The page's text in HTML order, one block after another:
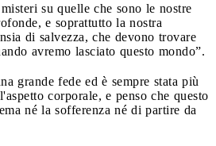
su quelle che sono le nostre
e soprattutto la nostra
di salvezza, che devono trovare
avremo lasciato questo mondo”.
grande fede ed è sempre stata più
corporale, e penso che questo
né la sofferenza né di partire da